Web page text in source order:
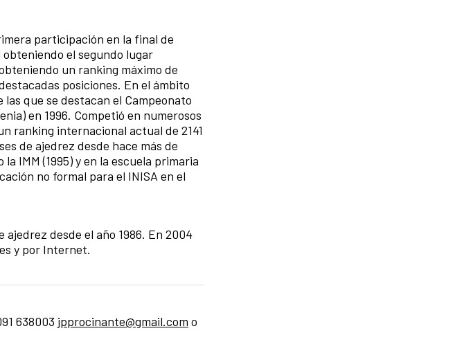
participación en la final de
el segundo lugar
un ranking máximo de
posiciones. En el ámbito
que se destacan el Campeonato
en 1996. Competió en numerosos
ranking internacional actual de 2141
de ajedrez desde hace más de
IMM (1995) y en la escuela primaria
no formal para el INISA en el
desde el año 1986. En 2004
y por Internet.
638003 jpprocinante@gmail.com o